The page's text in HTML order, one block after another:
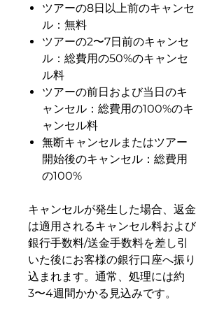
ツアーの8日以上前のキャンセ
ル：無料
ツアーの2〜7日前のキャンセ
ル：総費用の50%のキャンセ
ル料
ツアーの前日および当日のキ
ャンセル：総費用の100%のキ
ャンセル料
無断キャンセルまたはツアー
開始後のキャンセル：総費用
の100%
キャンセルが発生した場合、返金
は適用されるキャンセル料および
銀行手数料/送金手数料を差し引
いた後にお客様の銀行口座へ振り
込まれます。通常、処理には約
3〜4週間かかる見込みです。